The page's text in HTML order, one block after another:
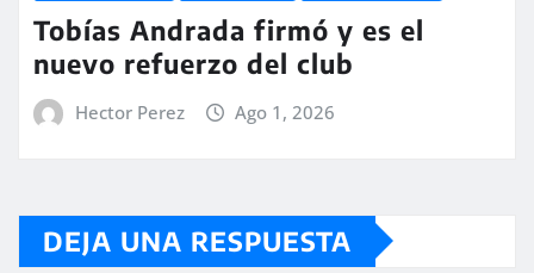
Tobías Andrada firmó y es el
nuevo refuerzo del club
Hector Perez Ago 1, 2026
DEJA UNA RESPUESTA